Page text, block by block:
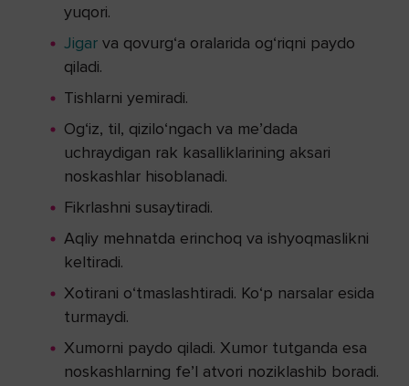
yuqori.
Jigar va qovurg‘a oralarida og‘riqni paydo
qiladi.
Tishlarni yemiradi.
Og‘iz, til, qizilo‘ngach va me’dada
uchraydigan rak kasalliklarining aksari
noskashlar hisoblanadi.
Fikrlashni susaytiradi.
Aqliy mehnatda erinchoq va ishyoqmaslikni
keltiradi.
Xotirani o‘tmaslashtiradi. Ko‘p narsalar esida
turmaydi.
Xumorni paydo qiladi. Xumor tutganda esa
noskashlarning fe’l atvori noziklashib boradi.